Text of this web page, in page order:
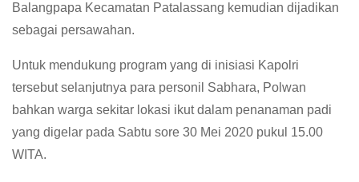
Balangpapa Kecamatan Patalassang kemudian dijadikan
sebagai persawahan.
Untuk mendukung program yang di inisiasi Kapolri
tersebut selanjutnya para personil Sabhara, Polwan
bahkan warga sekitar lokasi ikut dalam penanaman padi
yang digelar pada Sabtu sore 30 Mei 2020 pukul 15.00
WITA.